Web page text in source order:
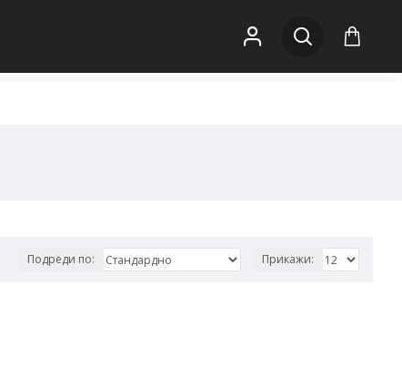
Подреди по: Прикажи: